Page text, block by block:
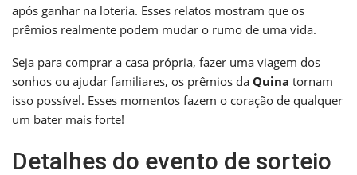
após ganhar na loteria. Esses relatos mostram que os
prêmios realmente podem mudar o rumo de uma vida.
Seja para comprar a casa própria, fazer uma viagem dos
sonhos ou ajudar familiares, os prêmios da Quina tornam
isso possível. Esses momentos fazem o coração de qualquer
um bater mais forte!
Detalhes do evento de sorteio